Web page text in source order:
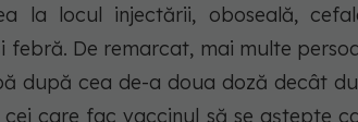
la locul injectării, oboseală,
febră. De remarcat, mai multe
după cea de-a doua doză decât
care fac vaccinul să se aștepte